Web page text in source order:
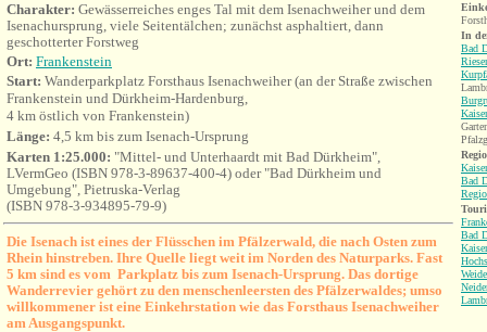
Charakter: Gewässerreiches enges Tal mit dem Isenachweiher und dem
Isenachursprung, viele Seitentälchen; zunächst asphaltiert, dann
geschotterter Forstweg
Ort: Frankenstein
Start: Wanderparkplatz Forsthaus Isenachweiher (an der Straße zwischen
Frankenstein und Dürkheim-Hardenburg,
4 km östlich von Frankenstein)
Länge: 4,5 km bis zum Isenach-Ursprung
Karten 1:25.000: "Mittel- und Unterhaardt mit Bad Dürkheim",
LVermGeo (ISBN 978-3-89637-400-4) oder "Bad Dürkheim und
Umgebung", Pietruska-Verlag
(ISBN 978-3-934895-79-9)
Die Isenach ist eines der Flüsschen im Pfälzerwald, die nach Osten zum
Rhein hinstreben. Ihre Quelle liegt weit im Norden des Naturparks. Fast
5 km sind es vom Parkplatz bis zum Isenach-Ursprung. Das dortige
Wanderrevier gehört zu den menschenleersten des Pfälzerwaldes; umso
willkommener ist eine Einkehrstation wie das Forsthaus Isenachweiher
am Ausgangspunkt.
In
Bad
Bad
Bad